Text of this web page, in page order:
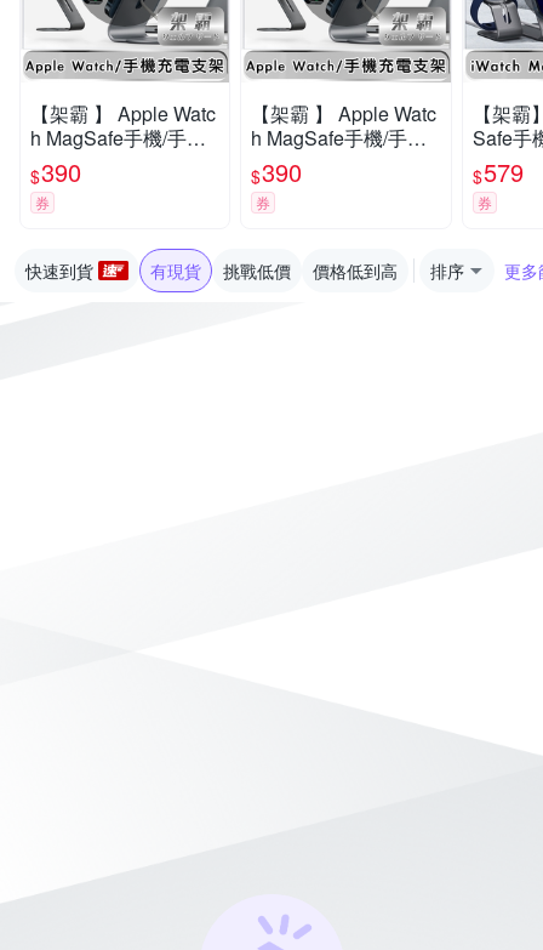
【架霸 】 Apple Watc
h MagSafe手機/手錶
充電支架_灰色
$390
券
【架霸 】 Apple Watc
h MagSafe手機/手錶
充電支架_灰色
$390
券
【架
Safe手
架-雙
$579
券
快速到貨 有現貨 挑戰低價 價格低到高 排序 更多